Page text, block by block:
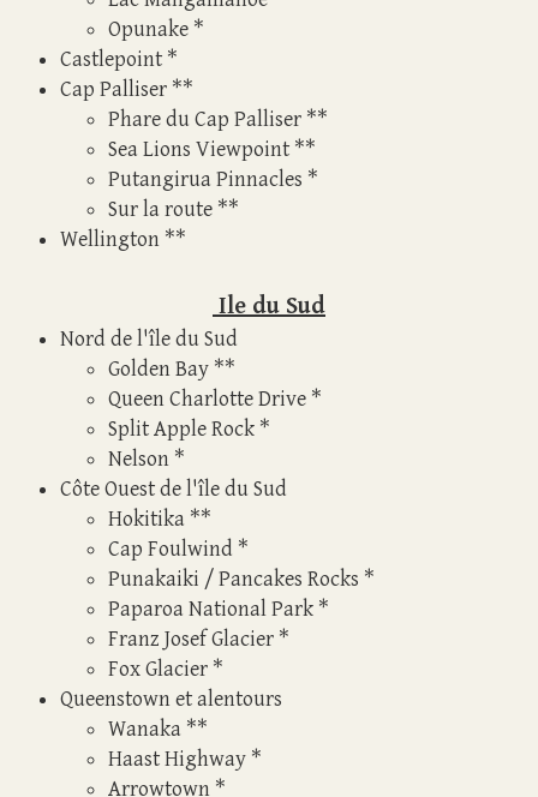
Opunake *
Castlepoint *
Cap Palliser **
Phare du Cap Palliser **
Sea Lions Viewpoint **
Putangirua Pinnacles *
Sur la route **
Wellington **
Ile du Sud
Nord de l'île du Sud
Golden Bay **
Queen Charlotte Drive *
Split Apple Rock *
Nelson *
Côte Ouest de l'île du Sud
Hokitika **
Cap Foulwind *
Punakaiki / Pancakes Rocks *
Paparoa National Park *
Franz Josef Glacier *
Fox Glacier *
Queenstown et alentours
Wanaka **
Haast Highway *
Arrowtown *